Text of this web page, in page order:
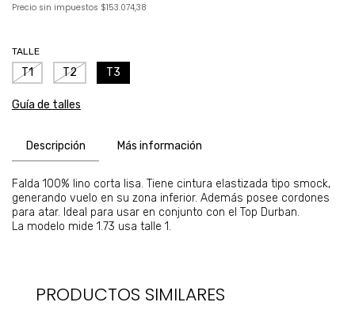
Precio sin impuestos $153.074,38
TALLE
T1 T2 T3
Guía de talles
Descripción Más información
Falda 100% lino corta lisa. Tiene cintura elastizada tipo smock,
generando vuelo en su zona inferior. Además posee cordones
para atar. Ideal para usar en conjunto con el Top Durban.
La modelo mide 1.73 usa talle 1.
PRODUCTOS SIMILARES